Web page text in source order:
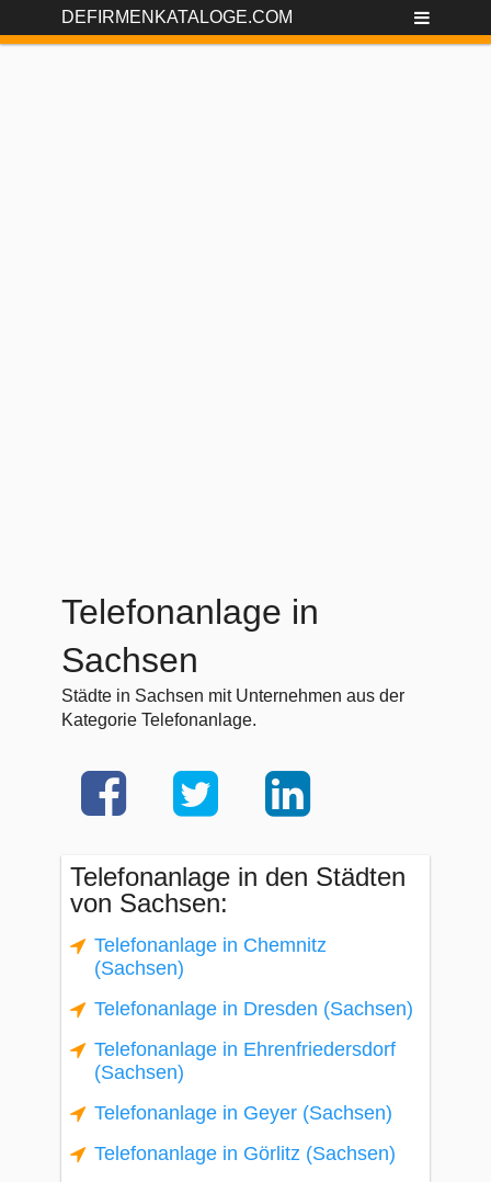
DEFIRMENKATALOGE.COM
Telefonanlage in
Sachsen
Städte in Sachsen mit Unternehmen aus der
Kategorie Telefonanlage.
Telefonanlage in den Städten
von Sachsen:
Telefonanlage in Chemnitz
(Sachsen)
Telefonanlage in Dresden (Sachsen)
Telefonanlage in Ehrenfriedersdorf
(Sachsen)
Telefonanlage in Geyer (Sachsen)
Telefonanlage in Görlitz (Sachsen)